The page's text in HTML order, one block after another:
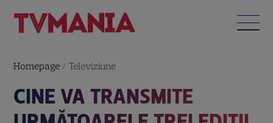
Homepage / Televiziune
CINE VA TRANSMITE